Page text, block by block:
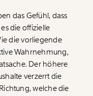
das Gefühl, dass
die offizielle
die vorliegende
Wahrnehmung,
Der höhere
verzerrt die
welche die